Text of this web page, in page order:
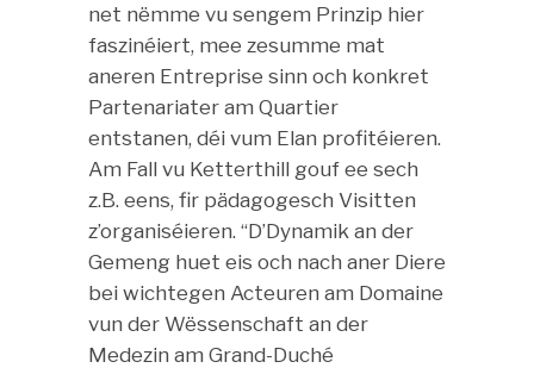
net nëmme vu sengem Prinzip hier
faszinéiert, mee zesumme mat
aneren Entreprise sinn och konkret
Partenariater am Quartier
entstanen, déi vum Elan profitéieren.
Am Fall vu Ketterthill gouf ee sech
z.B. eens, fir pädagogesch Visitten
z’organiséieren. “D’Dynamik an der
Gemeng huet eis och nach aner Diere
bei wichtegen Acteuren am Domaine
vun der Wëssenschaft an der
Medezin am Grand-Duché